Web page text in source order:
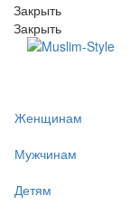
Закрыть
Закрыть
Женщинам
Мужчинам
Детям